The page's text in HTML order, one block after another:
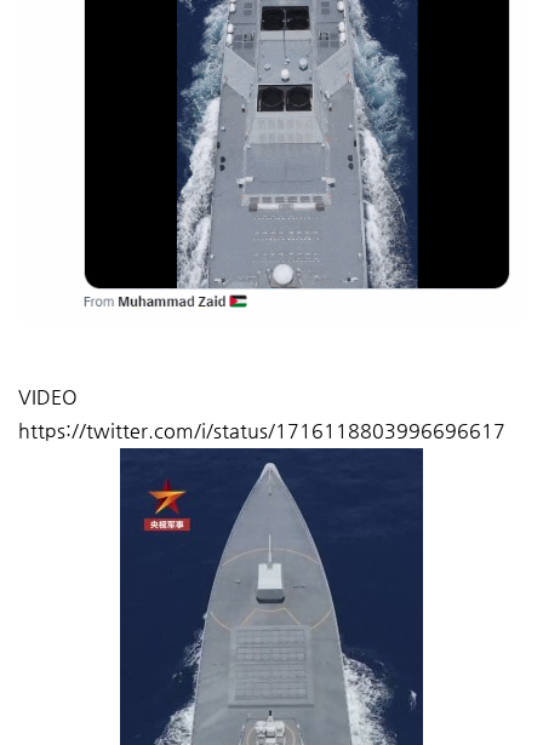
VIDEO
https://twitter.com/i/status/1716118803996696617